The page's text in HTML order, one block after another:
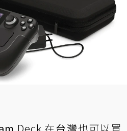
Deck 在台灣也可以買